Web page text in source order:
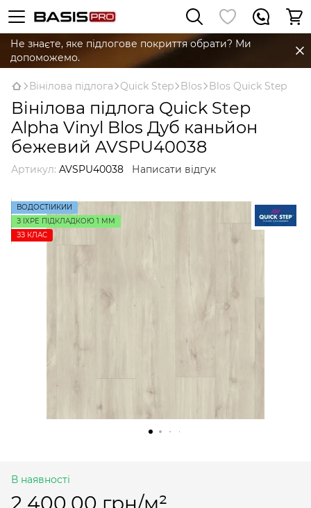
Не знаєте, яке підлогове покриття обрати? Ми
допоможемо.
Вінілова підлога Quick Step Blos Blos Quick Step
Вінілова підлога Quick Step
Alpha Vinyl Blos Дуб каньйон
бежевий AVSPU40038
Артикул: AVSPU40038 Написати відгук
ВОДОСТІЙКИЙ
З IXPE ПІДКЛАДКОЮ 1 ММ
ЗЗ КЛАС
В наявності
2 400.00 грн/м²